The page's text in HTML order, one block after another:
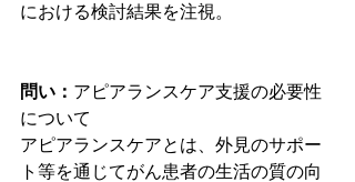
における検討結果を注視。
問い： アピアランスケア支援の必要性
について
アピアランスケアとは、外見のサポー
ト等を通じてがん患者の生活の質の向